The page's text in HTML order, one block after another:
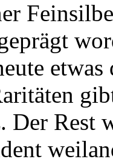
Der Rest